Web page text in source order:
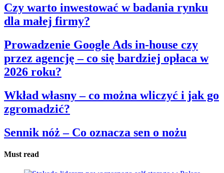
Czy warto inwestować w badania rynku
dla małej firmy?
Prowadzenie Google Ads in-house czy
przez agencję – co się bardziej opłaca w
2026 roku?
Wkład własny – co można wliczyć i jak go
zgromadzić?
Sennik nóż – Co oznacza sen o nożu
Must read